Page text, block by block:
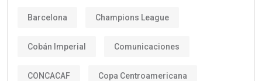
Barcelona Champions League
Cobán Imperial Comunicaciones
CONCACAF Copa Centroamericana